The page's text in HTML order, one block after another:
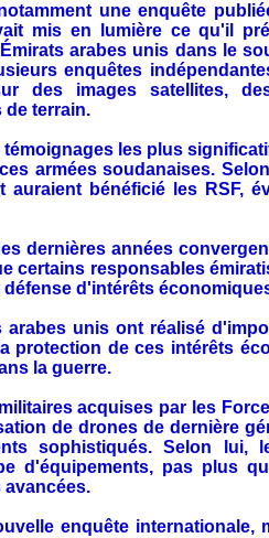
une enquête
mis en lumière ce qu'il
arabes unis dans le
enquêtes
des images satellites,
de terrain.
les plus
armées soudanaises.
bénéficié les RSF,
dernières années
certains responsables
d'intérêts
unis ont réalisé
protection de ces intérêts
la guerre.
acquises par les
de drones de dernière
sophistiqués. Selon
d'équipements, pas plus
enquête internationale,